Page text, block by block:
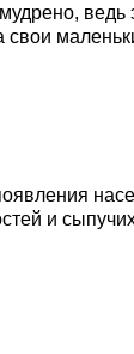
ведь
и